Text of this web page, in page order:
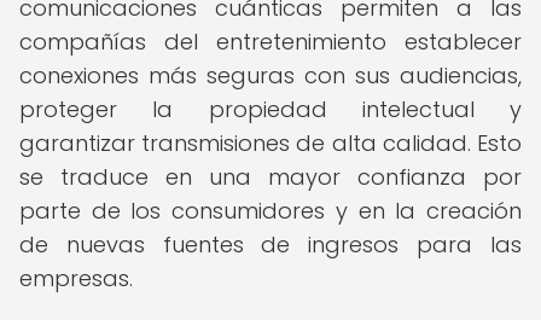
comunicaciones cuánticas permiten a las
compañías del entretenimiento establecer
conexiones más seguras con sus audiencias,
proteger la propiedad intelectual y
garantizar transmisiones de alta calidad. Esto
se traduce en una mayor confianza por
parte de los consumidores y en la creación
de nuevas fuentes de ingresos para las
empresas.